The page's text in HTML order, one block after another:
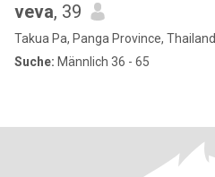
veva, 39
Takua Pa, Panga Province, Thailand
Suche: Männlich 36 - 65